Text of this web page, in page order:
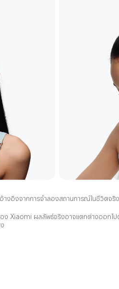
อิงจากการจำลองสถานการณ์ในชีวิตจริ
Xiaomi ผลลัพธ์จริงอาจแตกต่างออกไป